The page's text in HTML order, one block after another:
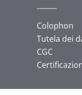
Colophon
Tutela dei
CGC